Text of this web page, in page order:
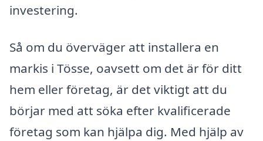
investering.
Så om du överväger att installera en
markis i Tösse, oavsett om det är för ditt
hem eller företag, är det viktigt att du
börjar med att söka efter kvalificerade
företag som kan hjälpa dig. Med hjälp av